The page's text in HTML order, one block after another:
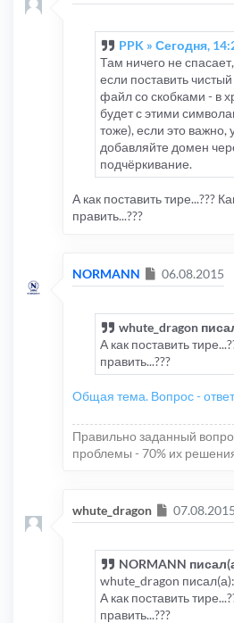
PPK » Сегодня,
Там ничего не
если поставить
файл со скобками - в
будет с этими
тоже), если это важно,
добавляйте домен
подчёркивание.
А как поставить тире...???
править...???
NORMANN Сообщение
06.08.2015
whute_dragon
А как поставить
править...???
Общая тема. Вопрос - ответ
Правильно заданный
проблемы - 70% их
whute_dragon Сообщение
07.08.2015
NORMANN
whute_dragon писал(а):
А как поставить
править...???